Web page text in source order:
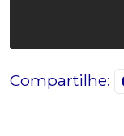
Compartilhe: